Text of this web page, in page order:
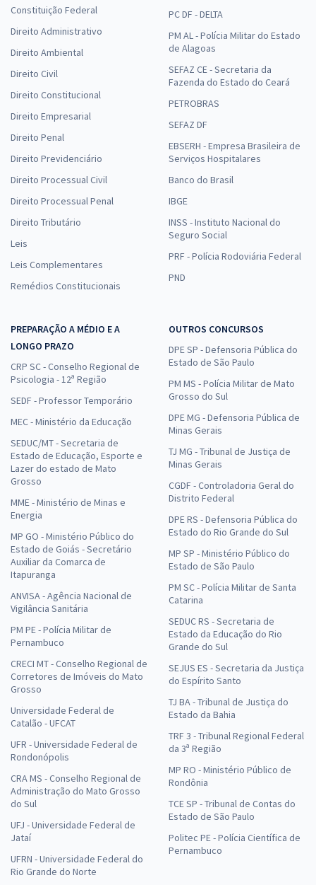
Constituição Federal
Direito Administrativo
Direito Ambiental
Direito Civil
Direito Constitucional
Direito Empresarial
Direito Penal
Direito Previdenciário
Direito Processual Civil
Direito Processual Penal
Direito Tributário
Leis
Leis Complementares
Remédios Constitucionais
PC DF - DELTA
PM AL - Polícia Militar do Estado
de Alagoas
SEFAZ CE - Secretaria da
Fazenda do Estado do Ceará
PETROBRAS
SEFAZ DF
EBSERH - Empresa Brasileira de
Serviços Hospitalares
Banco do Brasil
IBGE
INSS - Instituto Nacional do
Seguro Social
PRF - Polícia Rodoviária Federal
PND
PREPARAÇÃO A MÉDIO E A
LONGO PRAZO
CRP SC - Conselho Regional de
Psicologia - 12ª Região
SEDF - Professor Temporário
MEC - Ministério da Educação
SEDUC/MT - Secretaria de
Estado de Educação, Esporte e
Lazer do estado de Mato
Grosso
MME - Ministério de Minas e
Energia
MP GO - Ministério Público do
Estado de Goiás - Secretário
Auxiliar da Comarca de
Itapuranga
ANVISA - Agência Nacional de
Vigilância Sanitária
PM PE - Polícia Militar de
Pernambuco
CRECI MT - Conselho Regional de
Corretores de Imóveis do Mato
Grosso
Universidade Federal de
Catalão - UFCAT
UFR - Universidade Federal de
Rondonópolis
CRA MS - Conselho Regional de
Administração do Mato Grosso
do Sul
UFJ - Universidade Federal de
Jataí
UFRN - Universidade Federal do
Rio Grande do Norte
OUTROS CONCURSOS
DPE SP - Defensoria Pública do
Estado de São Paulo
PM MS - Polícia Militar de Mato
Grosso do Sul
DPE MG - Defensoria Pública de
Minas Gerais
TJ MG - Tribunal de Justiça de
Minas Gerais
CGDF - Controladoria Geral do
Distrito Federal
DPE RS - Defensoria Pública do
Estado do Rio Grande do Sul
MP SP - Ministério Público do
Estado de São Paulo
PM SC - Polícia Militar de Santa
Catarina
SEDUC RS - Secretaria de
Estado da Educação do Rio
Grande do Sul
SEJUS ES - Secretaria da Justiça
do Espírito Santo
TJ BA - Tribunal de Justiça do
Estado da Bahia
TRF 3 - Tribunal Regional Federal
da 3ª Região
MP RO - Ministério Público de
Rondônia
TCE SP - Tribunal de Contas do
Estado de São Paulo
Politec PE - Polícia Científica de
Pernambuco